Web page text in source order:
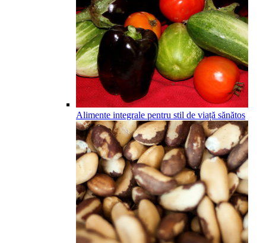
Alimente integrale pentru stil de viață sănătos